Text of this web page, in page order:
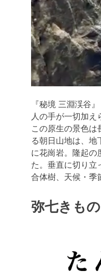
『秘境 三淵渓谷』
人の手が一切加
この原生の景色は
る朝日山地は、地
に花崗岩。隆起の
た。垂直に切り立
合体樹、天候・季
弥七きも